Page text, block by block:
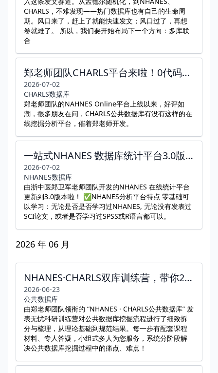
CHARLS，不难发现——热门数据库也有自己的生命周
期。风口来了，赶上了就能快速发文；风口过了，再想
卷就难了。 所以，我们要开始布局下一个方向：多库联
合
郑老师团队CHARLS平台来啦！0代码一站式队列数据整理、分析
2026-07-02
CHARLS数据库
郑老师团队的NAHNES Online平台上线以来，好评如
潮，很多朋友在问，CHARLS公共数据库有没有这样的在
线挖掘分析平台，催着郑老师开发。
一站式NHANES 数据库统计平台3.0版本正式上线，3大模块，100+项功能
2026-07-02
NHANES数据库
由浙中医郑卫军老师团队开发的NHANES 在线统计平台
更新到3.0版本啦！ ✅NHANES分析平台特点 零基础可
以学习：无论是否是否学习过NHANES, 无论没有发表过
SCI论文，或者是否学习过SPSS或R语言都可以。
2026 年 06 月
NHANES·CHARLS双库训练营，带你2-3个月走出困境
2026-06-23
公共数据库
由郑老师团队领衔的 “NHANES · CHARLS公共数据库” 发
表无忧科研训练营对公共数据库挖掘流程进行了细致拆
分与梳理，从理论基础到规范结果。每一步有配套课程
材料、专人答疑，小组式多人为您服务，系统分阶段解
决公共数据库挖掘过程中的痛点、难点！